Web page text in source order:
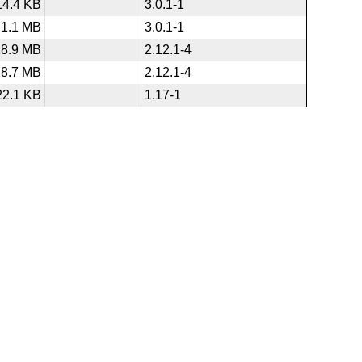
KB
3.0.1-1
1.1 MB
3.0.1-1
MB
2.12.1-4
MB
2.12.1-4
KB
1.17-1